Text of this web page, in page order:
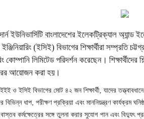
ইউনিভার্সিটি বাংলাদেশের ইলেকট্রিক্যাল
(ইসিই) বিভাগের শিক্ষার্থীরা সম্প্রতি
কোম্পানি লিমিটেড পরিদর্শন করেছেন।
আয়োজন করা হয়।
ও ইসিই বিভাগের মোট ৪২ জন শিক্ষার্থী, যাদের তত্ত্বাবধানে
বিভিন্ন ধাপ, পরীক্ষণ প্রক্রিয়া এবং মাননিয়ন্ত্রণ কার্যক্রম
বাস্তব কর্মক্ষেত্রের সঙ্গে তুলনা করার সুযোগ পান এবং বিদ্যুৎ